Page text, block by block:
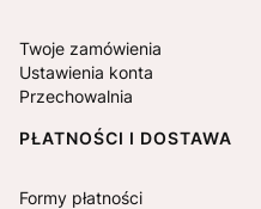
Twoje zamówienia
Ustawienia konta
Przechowalnia
PŁATNOŚCI I DOSTAWA
Formy płatności